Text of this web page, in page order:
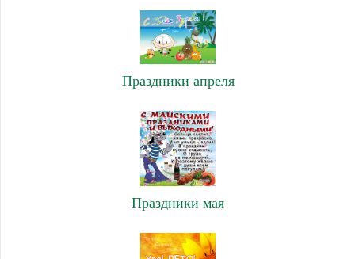
Праздники апреля
Праздники мая